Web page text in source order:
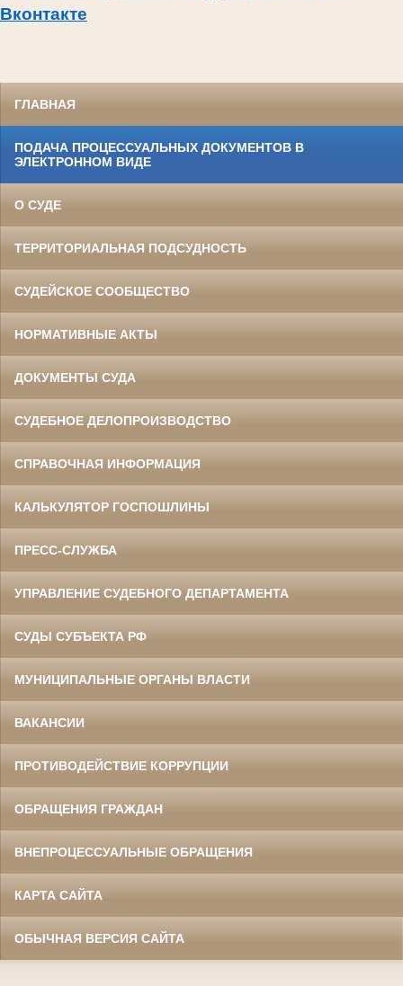
Вконтакте
ГЛАВНАЯ
ПОДАЧА ПРОЦЕССУАЛЬНЫХ ДОКУМЕНТОВ В
ЭЛЕКТРОННОМ ВИДЕ
О СУДЕ
ТЕРРИТОРИАЛЬНАЯ ПОДСУДНОСТЬ
СУДЕЙСКОЕ СООБЩЕСТВО
НОРМАТИВНЫЕ АКТЫ
ДОКУМЕНТЫ СУДА
СУДЕБНОЕ ДЕЛОПРОИЗВОДСТВО
СПРАВОЧНАЯ ИНФОРМАЦИЯ
КАЛЬКУЛЯТОР ГОСПОШЛИНЫ
ПРЕСС-СЛУЖБА
УПРАВЛЕНИЕ СУДЕБНОГО ДЕПАРТАМЕНТА
СУДЫ СУБЪЕКТА РФ
МУНИЦИПАЛЬНЫЕ ОРГАНЫ ВЛАСТИ
ВАКАНСИИ
ПРОТИВОДЕЙСТВИЕ КОРРУПЦИИ
ОБРАЩЕНИЯ ГРАЖДАН
ВНЕПРОЦЕССУАЛЬНЫЕ ОБРАЩЕНИЯ
КАРТА САЙТА
ОБЫЧНАЯ ВЕРСИЯ САЙТА